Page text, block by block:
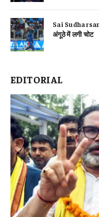
Sai
अंगूठे में लगी चोट
EDITORIAL